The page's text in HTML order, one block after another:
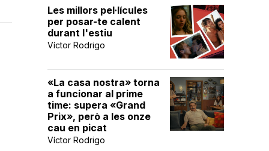
Les millors pel·lícules
per posar-te calent
durant l'estiu
Víctor Rodrigo
«La casa nostra» torna
a funcionar al prime
time: supera «Grand
Prix», però a les onze
cau en picat
Víctor Rodrigo